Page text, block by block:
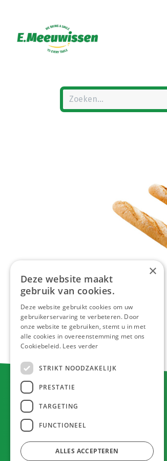
E. MEEUWISSEN BV
Gaston Eyskenslaan 2
3900 Pelt, België
×
Deze website maakt
gebruik van cookies.
Deze website gebruikt cookies om uw
gebruikerservaring te verbeteren. Door
onze website te gebruiken, stemt u in met
alle cookies in overeenstemming met ons
Cookiebeleid. Lees verder
STRIKT NOODZAKELIJK
PRESTATIE
TARGETING
FUNCTIONEEL
ALLES ACCEPTEREN